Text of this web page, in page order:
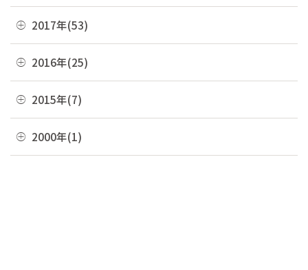
03月(7)
02月(10)
01月(4)
04月(5)
03月(8)
01月(6)
05月(10)
04月(2)
03月(8)
01月(3)
07月(10)
05月(6)
04月(2)
03月(7)
08月(4)
07月(8)
05月(8)
04月(10)
03月(12)
09月(4)
08月(4)
07月(5)
05月(7)
11月(9)
09月(6)
08月(2)
07月(5)
12月(7)
11月(2)
09月(4)
08月(3)
07月(7)
2017年(53)
12月(2)
11月(4)
09月(1)
2016年(25)
12月(2)
11月(3)
2015年(7)
11月(1)
06月(6)
2000年(1)